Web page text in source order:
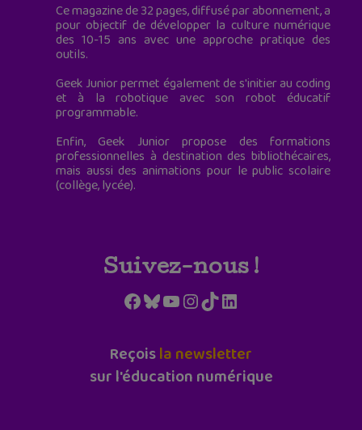
Ce magazine de 32 pages, diffusé par abonnement, a
pour objectif de développer la culture numérique
des 10-15 ans avec une approche pratique des
outils.
Geek Junior permet également de s'initier au coding
et à la robotique avec son robot éducatif
programmable.
Enfin, Geek Junior propose des formations
professionnelles à destination des bibliothécaires,
mais aussi des animations pour le public scolaire
(collège, lycée).
Suivez-nous !
Facebook
Bluesky
YouTube
Instagram
TikTokLinkedIn
Reçoisla newsletter
sur l'éducation numérique